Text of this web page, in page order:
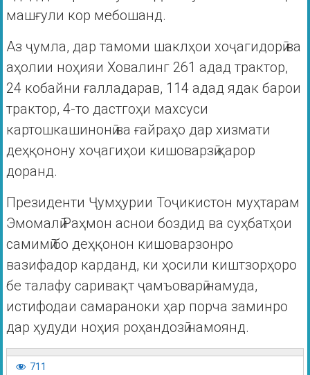
машғули кор мебошанд.
Аз ҷумла, дар тамоми шаклҳои хоҷагидорӣ ва
аҳолии ноҳияи Ховалинг 261 адад трактор,
24 кобайни ғалладарав, 114 адад ядак барои
трактор, 4-то дастгоҳи махсуси
картошкашинонӣ ва ғайраҳо дар хизмати
деҳқонону хоҷагиҳои кишоварзӣ қарор
доранд.
Президенти Ҷумҳурии Тоҷикистон муҳтарам
Эмомалӣ Раҳмон аснои боздид ва суҳбатҳои
самимӣ бо деҳқонон кишоварзонро
вазифадор карданд, ки ҳосили киштзорҳоро
бе талафу саривақт ҷамъоварӣ намуда,
истифодаи самараноки ҳар порча заминро
дар ҳудуди ноҳия роҳандозӣ намоянд.
711